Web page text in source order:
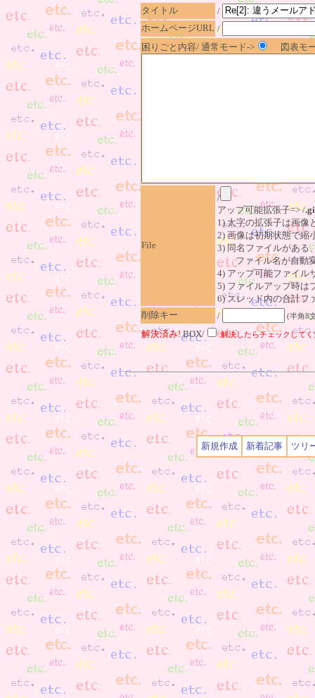
タイトル
/
ホームページURL /
困りごと内容/ 通常モード->
図表モ
File
/
アップ可能拡張子=> /
1) 太字の拡張子は画像
2) 画像は初期状態で縮
3) 同名ファイルがある
ファイル名が自動変
4) アップ可能ファイル
5) ファイルアップ時は
6) スレッド内の合計
削除キー
/ (半角8
解決済み! BOX/ 解決したらチェックして
新規作成 新着記事 ツリ